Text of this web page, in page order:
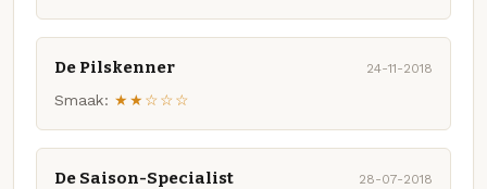
De Pilskenner 24-11-2018
Smaak: ★★☆☆☆
De Saison-Specialist 28-07-2018